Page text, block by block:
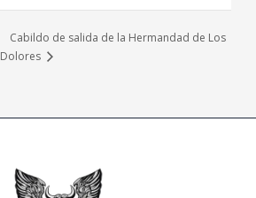
Cabildo de salida de la Hermandad de Los
Dolores